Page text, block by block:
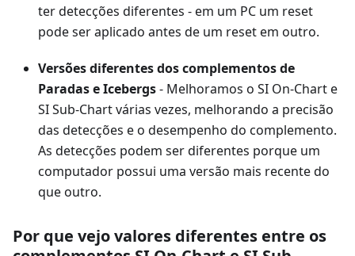
ter detecções diferentes - em um PC um reset
pode ser aplicado antes de um reset em outro.
Versões diferentes dos complementos de
Paradas e Icebergs- Melhoramos o SI On-Chart e
SI Sub-Chart várias vezes, melhorando a precisão
das detecções e o desempenho do complemento.
As detecções podem ser diferentes porque um
computador possui uma versão mais recente do
que outro.
Por que vejo valores diferentes entre os